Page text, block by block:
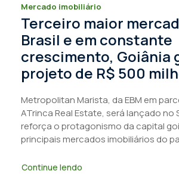
Mercado imobiliário
Terceiro maior
Brasil e em constante
crescimento, Goiânia
projeto de R$ 500
Metropolitan Marista, da EBM em
ATrinca Real Estate, será lançado no
reforça o protagonismo da capital
principais mercados imobiliários do
Continue lendo